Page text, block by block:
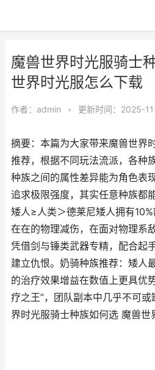
魔兽世界时光服骑士
世界时光服怎么下载
作者： admin • 更新时间：2025-
摘要：本篇为大家带来魔兽世界
推荐，根据不同玩法流派，各种
种族之间的属性差异能为角色表
追求极限强度，其实任意种族都
矮人≥人类＞德莱尼矮人拥有
在在的物理减伤，在面对物理系
凭借剑与锤类武器专精，配合起
建立仇恨。奶骑种族推荐：矮人
的治疗效果增益在数值上更具优
疗之王”，团队副本中几乎不可
界时光服骑士种族如何选 魔兽世